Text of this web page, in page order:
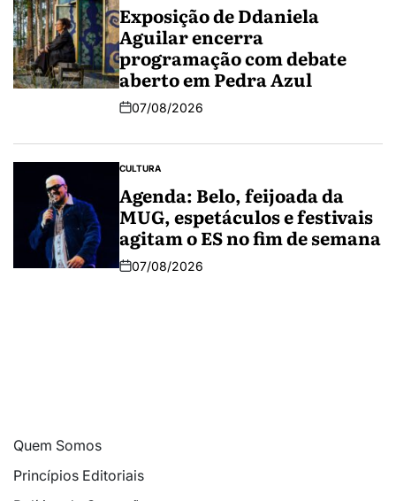
Exposição de Ddaniela
Aguilar encerra
programação com debate
aberto em Pedra Azul
07/08/2026
CULTURA
Agenda: Belo, feijoada da
MUG, espetáculos e festivais
agitam o ES no fim de semana
07/08/2026
Quem Somos
Princípios Editoriais